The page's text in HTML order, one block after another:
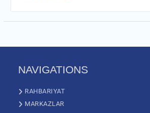
NAVIGATIONS
RAHBARIYAT
MARKAZLAR